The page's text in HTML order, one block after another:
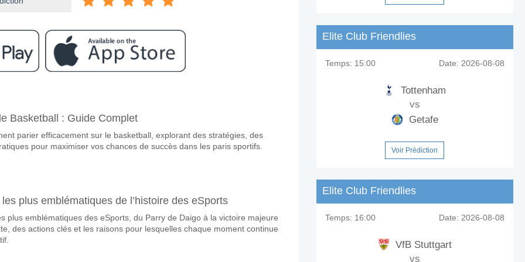
17 May 2026 19:45.
pour gagner entre Udinese v Cremonese?
elles dans le match Udinese v Cremonese?
avec un pourcentage de 55%.
attendu entre Udinese v Cremonese?
essayer le Résultat Correct de 2-1 qui a un pourcentage de 14%.
Basketball : Guide Complet
parier efficacement sur le basketball, explorant des stratégies, des
pour maximiser vos chances de succès dans les paris sportifs.
plus emblématiques de l’histoire des eSports
plus emblématiques des eSports, du Parry de Daigo à la victoire majeure
des actions clés et les raisons pour lesquelles chaque moment continue
Elite Club Friendlies
Temps: 15:00 Date: 2026-08-08
Tottenham
vs
Getafe
Voir Prédiction
Elite Club Friendlies
Temps: 16:00 Date: 2026-08-08
VfB Stuttgart
vs